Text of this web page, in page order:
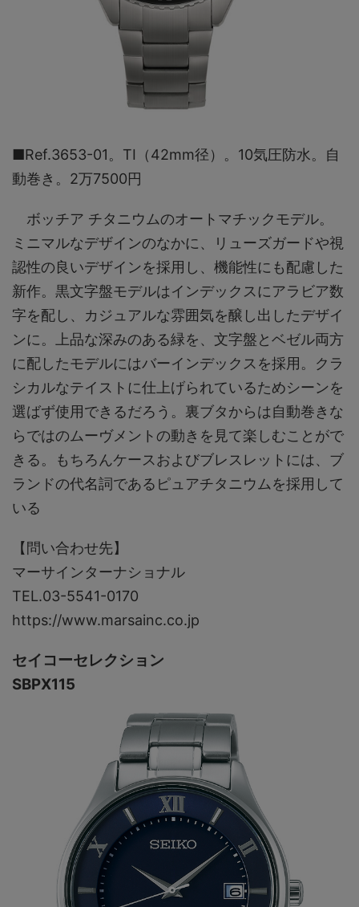
■Ref.3653-01。TI（42mm径）。10気圧防水。自
動巻き。2万7500円
ボッチア チタニウムのオートマチックモデル。
ミニマルなデザインのなかに、リューズガードや視
認性の良いデザインを採用し、機能性にも配慮した
新作。黒文字盤モデルはインデックスにアラビア数
字を配し、カジュアルな雰囲気を醸し出したデザイ
ンに。上品な深みのある緑を、文字盤とベゼル両方
に配したモデルにはバーインデックスを採用。クラ
シカルなテイストに仕上げられているためシーンを
選ばず使用できるだろう。裏ブタからは自動巻きな
らではのムーヴメントの動きを見て楽しむことがで
きる。もちろんケースおよびブレスレットには、ブ
ランドの代名詞であるピュアチタニウムを採用して
いる
【問い合わせ先】
マーサインターナショナル
TEL.03-5541-0170
https://www.marsainc.co.jp
セイコーセレクション
SBPX115